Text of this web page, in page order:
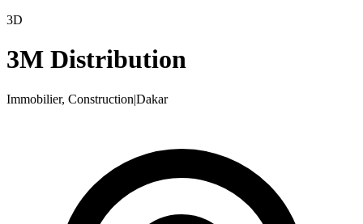
3D
3M Distribution
Immobilier, Construction|Dakar